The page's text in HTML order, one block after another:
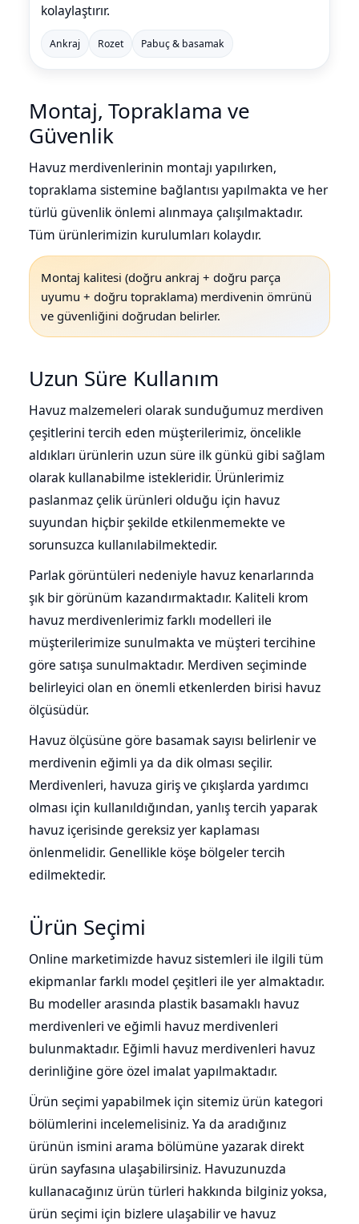
kolaylaştırır.
Ankraj Rozet Pabuç & basamak
Montaj, Topraklama ve
Güvenlik
Havuz merdivenlerinin montajı yapılırken,
topraklama sistemine bağlantısı yapılmakta ve her
türlü güvenlik önlemi alınmaya çalışılmaktadır.
Tüm ürünlerimizin kurulumları kolaydır.
Montaj kalitesi (doğru ankraj + doğru parça
uyumu + doğru topraklama) merdivenin ömrünü
ve güvenliğini doğrudan belirler.
Uzun Süre Kullanım
Havuz malzemeleri olarak sunduğumuz merdiven
çeşitlerini tercih eden müşterilerimiz, öncelikle
aldıkları ürünlerin uzun süre ilk günkü gibi sağlam
olarak kullanabilme istekleridir. Ürünlerimiz
paslanmaz çelik ürünleri olduğu için havuz
suyundan hiçbir şekilde etkilenmemekte ve
sorunsuzca kullanılabilmektedir.
Parlak görüntüleri nedeniyle havuz kenarlarında
şık bir görünüm kazandırmaktadır. Kaliteli krom
havuz merdivenlerimiz farklı modelleri ile
müşterilerimize sunulmakta ve müşteri tercihine
göre satışa sunulmaktadır. Merdiven seçiminde
belirleyici olan en önemli etkenlerden birisi havuz
ölçüsüdür.
Havuz ölçüsüne göre basamak sayısı belirlenir ve
merdivenin eğimli ya da dik olması seçilir.
Merdivenleri, havuza giriş ve çıkışlarda yardımcı
olması için kullanıldığından, yanlış tercih yaparak
havuz içerisinde gereksiz yer kaplaması
önlenmelidir. Genellikle köşe bölgeler tercih
edilmektedir.
Ürün Seçimi
Online marketimizde havuz sistemleri ile ilgili tüm
ekipmanlar farklı model çeşitleri ile yer almaktadır.
Bu modeller arasında plastik basamaklı havuz
merdivenleri ve eğimli havuz merdivenleri
bulunmaktadır. Eğimli havuz merdivenleri havuz
derinliğine göre özel imalat yapılmaktadır.
Ürün seçimi yapabilmek için sitemiz ürün kategori
bölümlerini incelemelisiniz. Ya da aradığınız
ürünün ismini arama bölümüne yazarak direkt
ürün sayfasına ulaşabilirsiniz. Havuzunuzda
kullanacağınız ürün türleri hakkında bilginiz yoksa,
ürün seçimi için bizlere ulaşabilir ve havuz